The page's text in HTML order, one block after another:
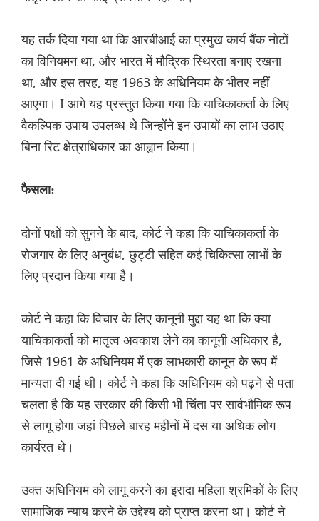
यह तर्क दिया गया था कि आरबीआई का प्रमुख कार्य बैंक नोटों
का विनियमन था, और भारत में मौद्रिक स्थिरता बनाए रखना
था, और इस तरह, यह 1963 के अधिनियम के भीतर नहीं
आएगा। I आगे यह प्रस्तुत किया गया कि याचिकाकर्ता के लिए
वैकल्पिक उपाय उपलब्ध थे जिन्होंने इन उपायों का लाभ उठाए
बिना रिट क्षेत्राधिकार का आह्वान किया।
फैसला:
दोनों पक्षों को सुनने के बाद, कोर्ट ने कहा कि याचिकाकर्ता के
रोजगार के लिए अनुबंध, छुट्टी सहित कई चिकित्सा लाभों के
लिए प्रदान किया गया है।
कोर्ट ने कहा कि विचार के लिए कानूनी मुद्दा यह था कि क्या
याचिकाकर्ता को मातृत्व अवकाश लेने का कानूनी अधिकार है,
जिसे 1961 के अधिनियम में एक लाभकारी कानून के रूप में
मान्यता दी गई थी। कोर्ट ने कहा कि अधिनियम को पढ़ने से पता
चलता है कि यह सरकार की किसी भी चिंता पर सार्वभौमिक रूप
से लागू होगा जहां पिछले बारह महीनों में दस या अधिक लोग
कार्यरत थे।
उक्त अधिनियम को लागू करने का इरादा महिला श्रमिकों के लिए
सामाजिक न्याय करने के उद्देश्य को प्राप्त करना था। कोर्ट ने